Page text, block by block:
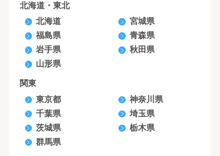
北海道・東北
北海道
宮城県
福島県
青森県
岩手県
秋田県
山形県
関東
東京都
神奈川県
千葉県
埼玉県
茨城県
栃木県
群馬県